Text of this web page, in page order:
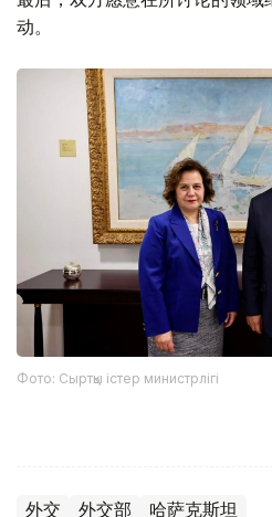
动。
Фото: Сыртқы істер министрлігі
外交 外交部 哈萨克斯坦